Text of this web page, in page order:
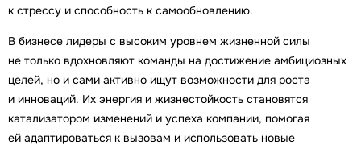
к стрессу и способность к самообновлению.
В бизнесе лидеры с высоким уровнем жизненной силы
не только вдохновляют команды на достижение амбициозных
целей, но и сами активно ищут возможности для роста
и инноваций. Их энергия и жизнестойкость становятся
катализатором изменений и успеха компании, помогая
ей адаптироваться к вызовам и использовать новые